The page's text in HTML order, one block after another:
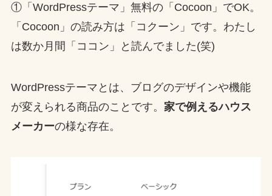
①「WordPressテーマ」無料の「Cocoon」でOK。
「Cocoon」の読み方は「コクーン」です。わたし
は数か月間「ココン」と読んでました(笑)
WordPressテーマとは、ブログのデザインや機能
が変えられる商品のことです。 家で例えるハウス
メーカーの様な存在。